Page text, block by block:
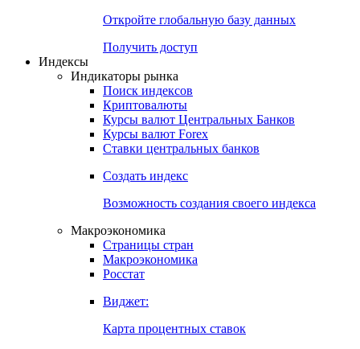
Откройте глобальную базу данных
Получить доступ
Индексы
Индикаторы рынка
Поиск индексов
Криптовалюты
Курсы валют Центральных Банков
Курсы валют Forex
Ставки центральных банков
Создать индекс
Возможность создания своего индекса
Макроэкономика
Страницы стран
Макроэкономика
Росстат
Виджет:
Карта процентных ставок